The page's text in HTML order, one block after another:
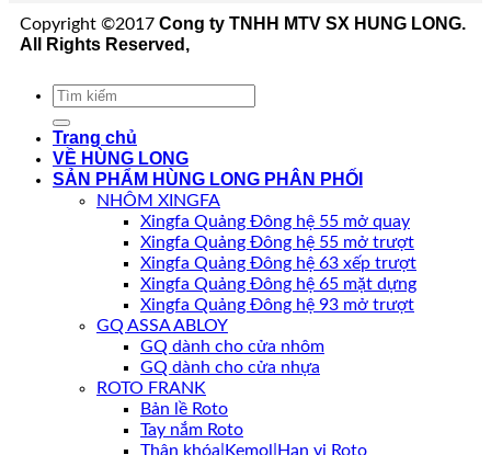
Copyright ©2017 Cong ty TNHH MTV SX HUNG LONG.
All Rights Reserved,
Tìm
Trang chủ
VỀ HÙNG LONG
SẢN PHẨM HÙNG LONG PHÂN PHỐI
NHÔM XINGFA
Xingfa Quảng Đông hệ 55 mở quay
Xingfa Quảng Đông hệ 55 mở trượt
Xingfa Quảng Đông hệ 63 xếp trượt
Xingfa Quảng Đông hệ 65 mặt dựng
Xingfa Quảng Đông hệ 93 mở trượt
GQ ASSA ABLOY
GQ dành cho cửa nhôm
GQ dành cho cửa nhựa
ROTO FRANK
Bản lề Roto
Tay nắm Roto
Thân khóa|Kemol|Hạn vị Roto